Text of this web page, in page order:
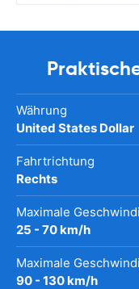
Währung
United States Dollar
Fahrtrichtung
Rechts
Maximale
25 - 70 km/h
Maximale
90 - 130 km/h